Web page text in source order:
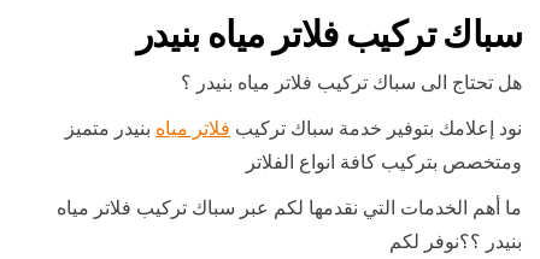
سباك تركيب فلاتر مياه بنيدر
هل تحتاج الى سباك تركيب فلاتر مياه بنيدر ؟
نود إعلامك بتوفير خدمة سباك تركيب فلاتر مياه بنيدر متميز
ومتخصص بتركيب كافة انواع الفلاتر
ما أهم الخدمات التي نقدمها لكم عبر سباك تركيب فلاتر مياه
بنيدر ؟؟نوفر لكم